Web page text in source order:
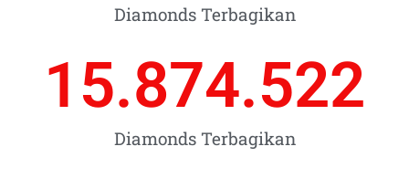
Diamonds Terbagikan
Diamonds Terbagikan
15.874.522